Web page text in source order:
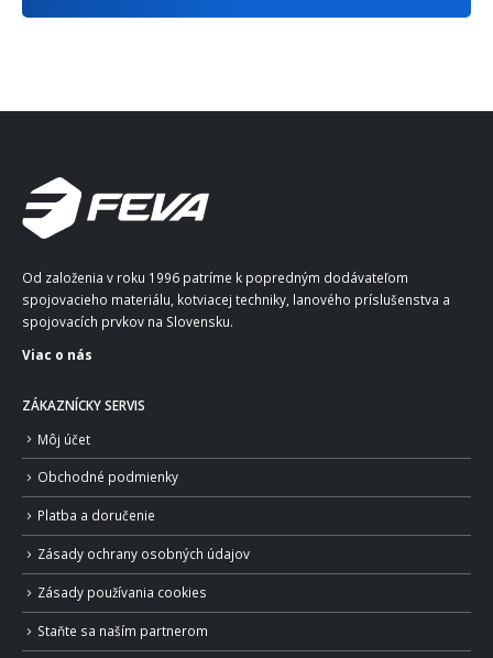
Od založenia v roku 1996 patríme k popredným dodávateľom
spojovacieho materiálu, kotviacej techniky, lanového príslušenstva a
spojovacích prvkov na Slovensku.
Viac o nás
ZÁKAZNÍCKY SERVIS
Môj účet
Obchodné podmienky
Platba a doručenie
Zásady ochrany osobných údajov
Zásady používania cookies
Staňte sa naším partnerom